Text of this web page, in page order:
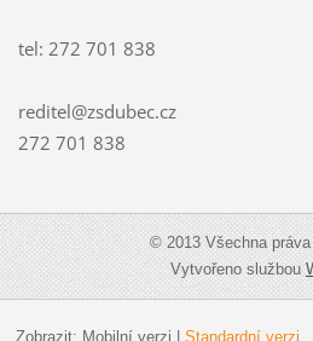
tel: 272 701 838
reditel@zsdubec.cz
272 701 838
© 2013 Všechna
Vytvořeno službou
Zobrazit: Mobilní verzi Standardní verzi